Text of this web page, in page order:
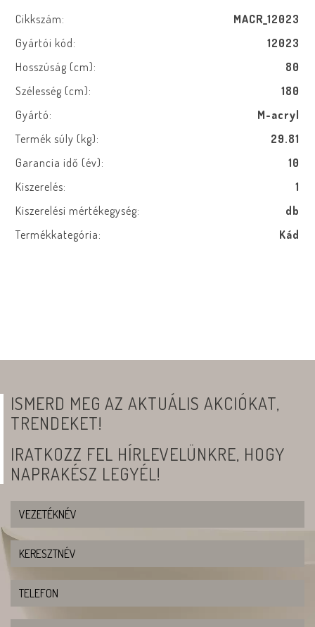
Cikkszám:
MACR_12023
Gyártói kód:
12023
Hosszúság (cm):
80
Szélesség (cm):
180
Gyártó:
M-acryl
Termék súly (kg):
29.81
Garancia idő (év):
10
Kiszerelés:
1
Kiszerelési mértékegység:
db
Termékkategória:
Kád
ISMERD MEG AZ AKTUÁLIS AKCIÓKAT,
TRENDEKET!
IRATKOZZ FEL HÍRLEVELÜNKRE, HOGY
NAPRAKÉSZ LEGYÉL!